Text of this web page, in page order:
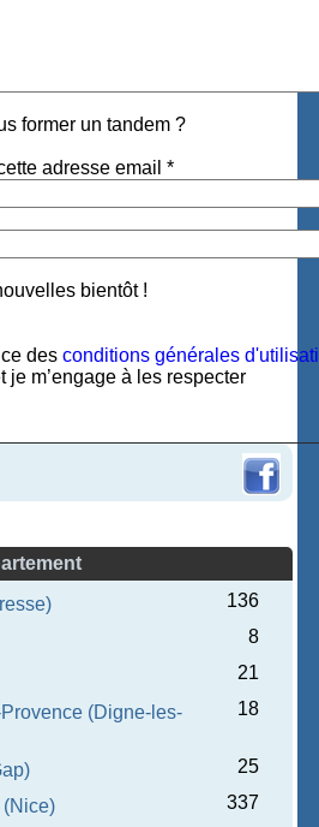
former un tandem ?
adresse email *
bientôt !
desconditions générales
je m’engage à les respecter
136
8
21
(Digne-les-
18
25
337